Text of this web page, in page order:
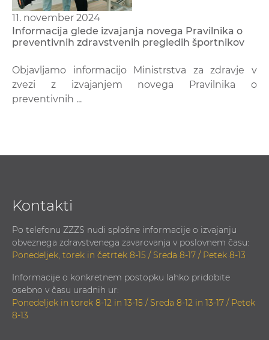
11. november 2024
Informacija glede izvajanja novega Pravilnika o
preventivnih zdravstvenih pregledih športnikov
Objavljamo informacijo Ministrstva za zdravje v
zvezi z izvajanjem novega Pravilnika o
preventivnih ...
Kontakti
Po telefonu ZZZS nudi splošne informacije o izvajanju
obveznega zdravstvenega zavarovanja v poslovnem času:
Ponedeljek, torek in četrtek 8-15 / Sreda 8-17 / Petek 8-13
Informacije o konkretnem postopku lahko pridobite
osebno v času uradnih ur:
Ponedeljek in torek 8-12 in 13-15 / Sreda 8-12 in 13-17 / Petek
8-13